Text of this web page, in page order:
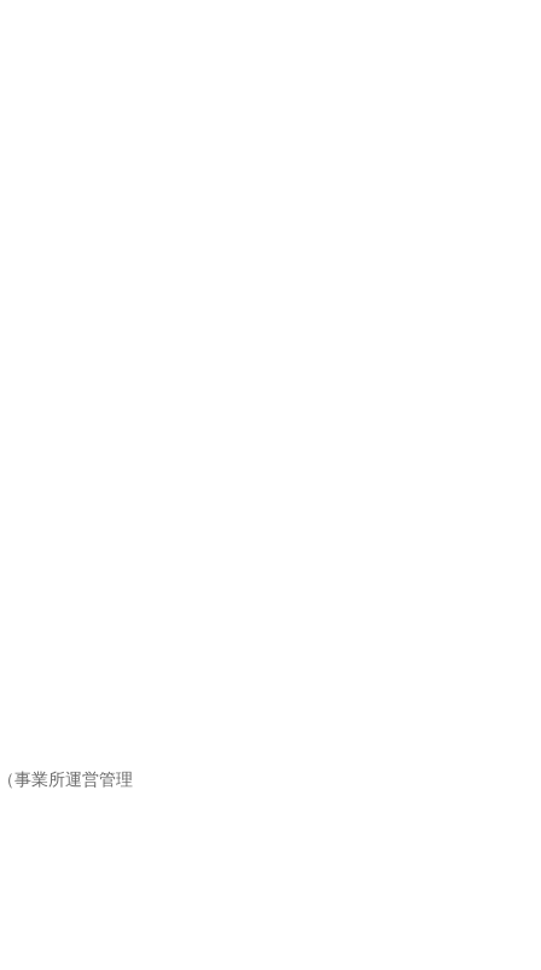
事業所運営管理